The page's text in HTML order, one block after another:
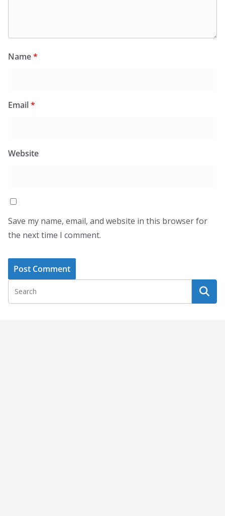
Name*
Email*
Website
Save my name, email, and website in this browser for
the next time I comment.